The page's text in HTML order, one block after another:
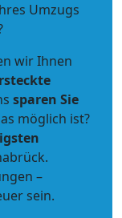
Umzugs
wir Ihnen
sparen Sie
möglich ist?
–
sein.